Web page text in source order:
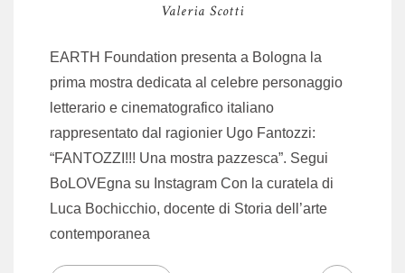
Valeria Scotti
EARTH Foundation presenta a Bologna la
prima mostra dedicata al celebre personaggio
letterario e cinematografico italiano
rappresentato dal ragionier Ugo Fantozzi:
“FANTOZZI!!! Una mostra pazzesca”. Segui
BoLOVEgna su Instagram Con la curatela di
Luca Bochicchio, docente di Storia dell’arte
contemporanea